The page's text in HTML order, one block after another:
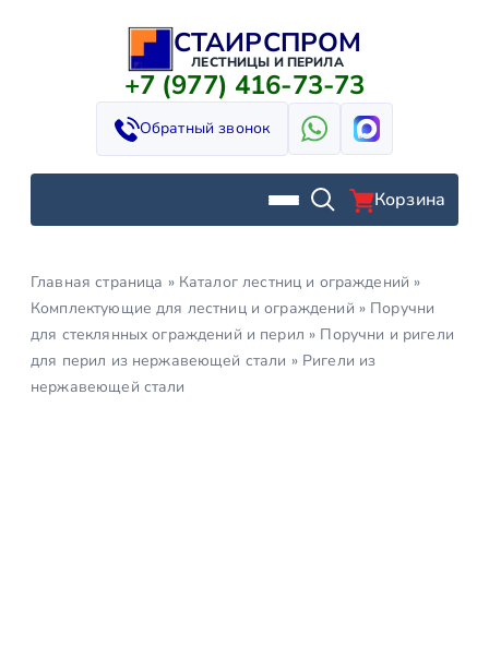
СТАИРСПРОМ
ЛЕСТНИЦЫ И ПЕРИЛА
+7 (977) 416-73-73
Обратный звонок
Корзина
Главная страница » Каталог лестниц и ограждений »
Комплектующие для лестниц и ограждений » Поручни
для стеклянных ограждений и перил » Поручни и ригели
для перил из нержавеющей стали » Ригели из
нержавеющей стали